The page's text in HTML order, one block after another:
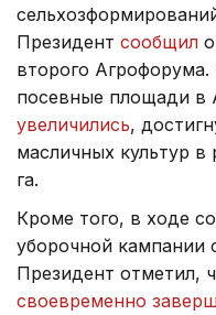
Президент сообщил
второго Агрофорума.
посевные площади в
увеличились,
масличных культур в
га.
Кроме того, в ходе
уборочной кампании
Президент отметил,
своевременно